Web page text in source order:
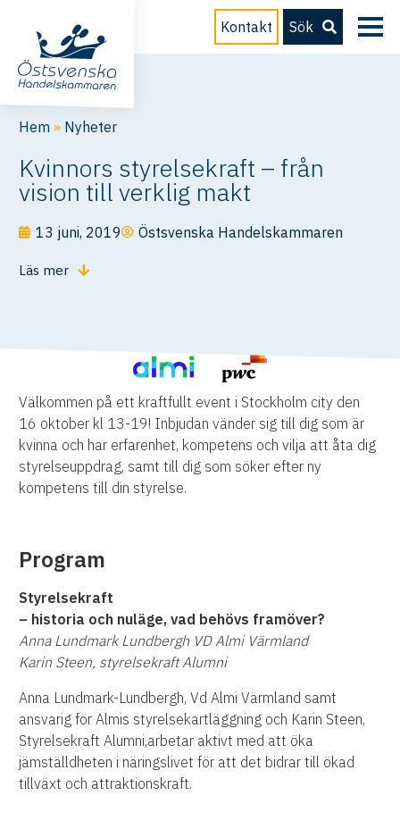
Kontakt Sök
Hem » Nyheter
Kvinnors styrelsekraft – från
vision till verklig makt
13 juni, 2019 Östsvenska Handelskammaren
Läs mer
Välkommen på ett kraftfullt event i Stockholm city den
16 oktober kl 13-19! Inbjudan vänder sig till dig som är
kvinna och har erfarenhet, kompetens och vilja att åta dig
styrelseuppdrag, samt till dig som söker efter ny
kompetens till din styrelse.
Program
Styrelsekraft
– historia och nuläge, vad behövs framöver?
Anna Lundmark Lundbergh VD Almi Värmland
Karin Steen, styrelsekraft Alumni
Anna Lundmark-Lundbergh, Vd Almi Värmland samt
ansvarig för Almis styrelsekartläggning och Karin Steen,
Styrelsekraft Alumni,arbetar aktivt med att öka
jämställdheten i näringslivet för att det bidrar till ökad
tillväxt och attraktionskraft.